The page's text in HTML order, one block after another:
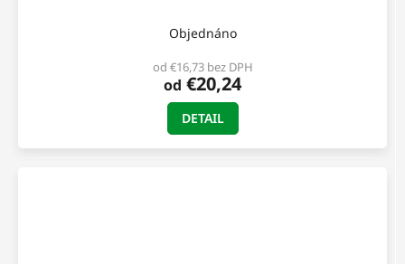
Objednáno
od €16,73 bez DPH
od €20,24
DETAIL